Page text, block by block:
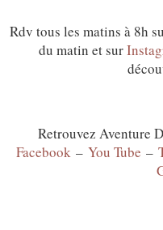
Rdv tous les matins à 8h
du matin et sur
Retrouvez Aventure
Facebook – You Tube –